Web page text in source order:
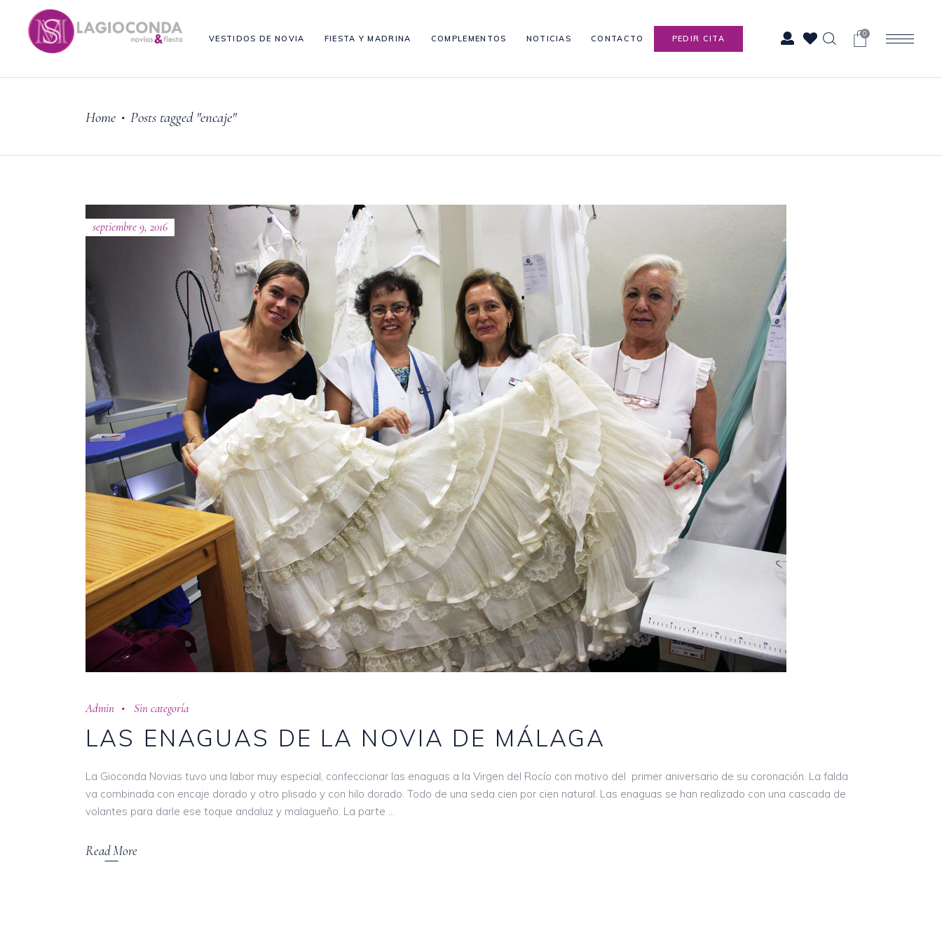
VESTIDOS DE NOVIA FIESTA Y MADRINA COMPLEMENTOS NOTICIAS CONTACTO PEDIR CITA 0
Home • Posts tagged "encaje"
septiembre 9, 2016
Admin Sin categoría
LAS ENAGUAS DE LA NOVIA DE MÁLAGA
La Gioconda Novias tuvo una labor muy especial, confeccionar las enaguas a la Virgen del Rocío con motivo del primer aniversario de su coronación. La falda
va combinada con encaje dorado y otro plisado y con hilo dorado. Todo de una seda cien por cien natural. Las enaguas se han realizado con una cascada de
volantes para darle ese toque andaluz y malagueño. La parte
Read More